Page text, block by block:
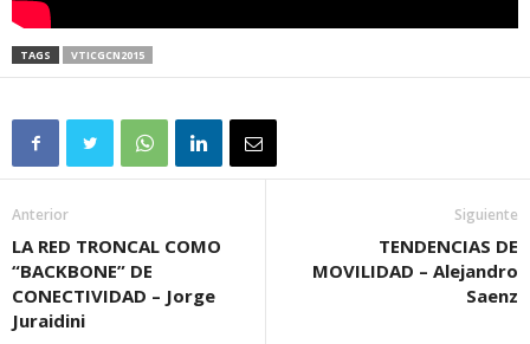
TAGS VTICGCN2015
Anterior
LA RED TRONCAL COMO
“BACKBONE” DE
CONECTIVIDAD – Jorge
Juraidini
Siguiente
TENDENCIAS DE
MOVILIDAD – Alejandro
Saenz